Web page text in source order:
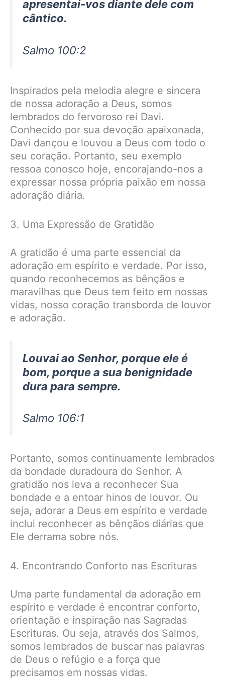
apresentai-vos diante dele com
cântico.
Salmo 100:2
Inspirados pela melodia alegre e sincera
de nossa adoração a Deus, somos
lembrados do fervoroso rei Davi.
Conhecido por sua devoção apaixonada,
Davi dançou e louvou a Deus com todo o
seu coração. Portanto, seu exemplo
ressoa conosco hoje, encorajando-nos a
expressar nossa própria paixão em nossa
adoração diária.
3. Uma Expressão de Gratidão
A gratidão é uma parte essencial da
adoração em espírito e verdade. Por isso,
quando reconhecemos as bênçãos e
maravilhas que Deus tem feito em nossas
vidas, nosso coração transborda de louvor
e adoração.
Louvai ao Senhor, porque ele é
bom, porque a sua benignidade
dura para sempre.
Salmo 106:1
Portanto, somos continuamente lembrados
da bondade duradoura do Senhor. A
gratidão nos leva a reconhecer Sua
bondade e a entoar hinos de louvor. Ou
seja, adorar a Deus em espírito e verdade
inclui reconhecer as bênçãos diárias que
Ele derrama sobre nós.
4. Encontrando Conforto nas Escrituras
Uma parte fundamental da adoração em
espírito e verdade é encontrar conforto,
orientação e inspiração nas Sagradas
Escrituras. Ou seja, através dos Salmos,
somos lembrados de buscar nas palavras
de Deus o refúgio e a força que
precisamos em nossas vidas.